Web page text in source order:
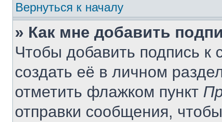
Вернуться к началу
» Как мне добавить
Чтобы добавить подпись
создать её в личном
отметить флажком пункт
отправки сообщения,